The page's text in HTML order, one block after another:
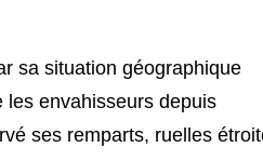
sa situation géographique
les envahisseurs depuis
ses remparts, ruelles